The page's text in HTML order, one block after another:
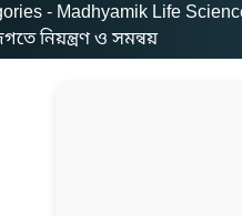
- Madhyamik Life
নিয়ন্ত্রণ ও সমন্বয়